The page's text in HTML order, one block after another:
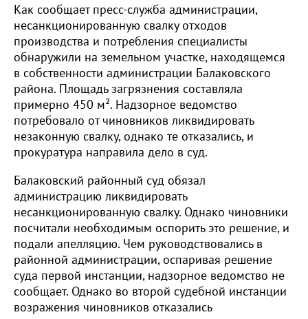
Как сообщает пресс-служба администрации,
несанкционированную свалку отходов
производства и потребления специалисты
обнаружили на земельном участке, находящемся
в собственности администрации Балаковского
района. Площадь загрязнения составляла
примерно 450 м². Надзорное ведомство
потребовало от чиновников ликвидировать
незаконную свалку, однако те отказались, и
прокуратура направила дело в суд.
Балаковский районный суд обязал
администрацию ликвидировать
несанкционированную свалку. Однако чиновники
посчитали необходимым оспорить это решение, и
подали апелляцию. Чем руководствовались в
районной администрации, оспаривая решение
суда первой инстанции, надзорное ведомство не
сообщает. Однако во второй судебной инстанции
возражения чиновников отказались